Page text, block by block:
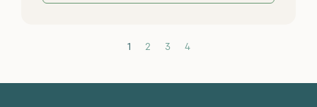
1 2 3 4